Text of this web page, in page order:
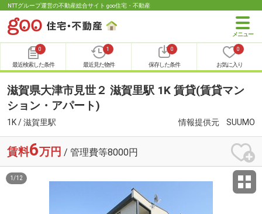
NTTグループ運営の不動産総合サイト goo住宅・不動産
0
最近検索した条件
1
最近見た物件
0
保存した条件
0
お気に入り
滋賀県大津市見世２ 滋賀里駅 1K 賃貸(賃貸マン
ション・アパート)
1K / 滋賀里駅 情報提供元 SUUMO
賃料6万円 / 管理費等8000円
1 /12